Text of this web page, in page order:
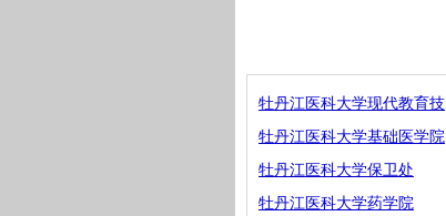
牡丹江医科大学现代教育技
牡丹江医科大学基础医学院
牡丹江医科大学保卫处
牡丹江医科大学药学院